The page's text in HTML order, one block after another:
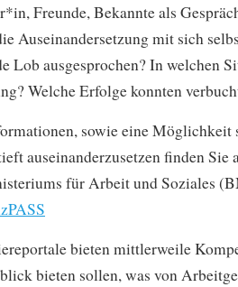
Freunde, Bekannte als
Auseinandersetzung mit sich
Lob ausgesprochen? In welchen
Welche Erfolge konnten
sowie eine Möglichkeit
auseinanderzusetzen finden Sie
für Arbeit und Soziales
bieten mittlerweile
bieten sollen, was von